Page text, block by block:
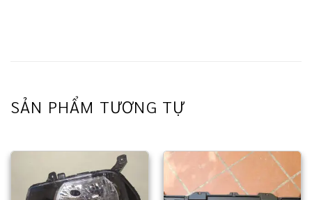
SẢN PHẨM TƯƠNG TỰ